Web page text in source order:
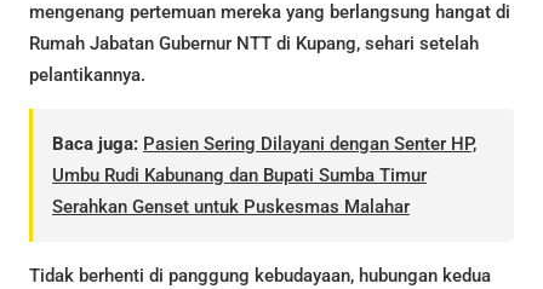
mengenang pertemuan mereka yang berlangsung hangat di
Rumah Jabatan Gubernur NTT di Kupang, sehari setelah
pelantikannya.
Baca juga: Pasien Sering Dilayani dengan Senter HP,
Umbu Rudi Kabunang dan Bupati Sumba Timur
Serahkan Genset untuk Puskesmas Malahar
Tidak berhenti di panggung kebudayaan, hubungan kedua